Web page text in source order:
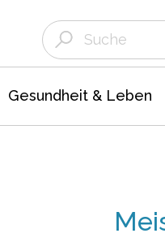
Gesundheit & Leben